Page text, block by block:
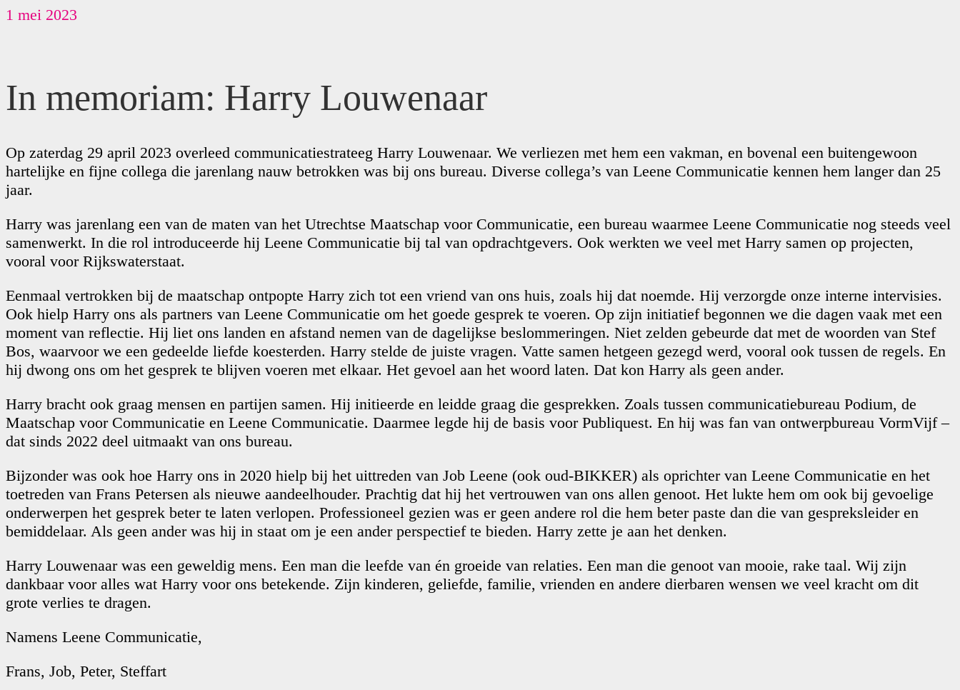
1 mei 2023
In memoriam: Harry Louwenaar
Op zaterdag 29 april 2023 overleed communicatiestrateeg Harry Louwenaar. We verliezen met hem een vakman, en bovenal een buitengewoon
hartelijke en fijne collega die jarenlang nauw betrokken was bij ons bureau. Diverse collega’s van Leene Communicatie kennen hem langer dan 25
jaar.
Harry was jarenlang een van de maten van het Utrechtse Maatschap voor Communicatie, een bureau waarmee Leene Communicatie nog steeds veel
samenwerkt. In die rol introduceerde hij Leene Communicatie bij tal van opdrachtgevers. Ook werkten we veel met Harry samen op projecten,
vooral voor Rijkswaterstaat.
Eenmaal vertrokken bij de maatschap ontpopte Harry zich tot een vriend van ons huis, zoals hij dat noemde. Hij verzorgde onze interne intervisies.
Ook hielp Harry ons als partners van Leene Communicatie om het goede gesprek te voeren. Op zijn initiatief begonnen we die dagen vaak met een
moment van reflectie. Hij liet ons landen en afstand nemen van de dagelijkse beslommeringen. Niet zelden gebeurde dat met de woorden van Stef
Bos, waarvoor we een gedeelde liefde koesterden. Harry stelde de juiste vragen. Vatte samen hetgeen gezegd werd, vooral ook tussen de regels. En
hij dwong ons om het gesprek te blijven voeren met elkaar. Het gevoel aan het woord laten. Dat kon Harry als geen ander.
Harry bracht ook graag mensen en partijen samen. Hij initieerde en leidde graag die gesprekken. Zoals tussen communicatiebureau Podium, de
Maatschap voor Communicatie en Leene Communicatie. Daarmee legde hij de basis voor Publiquest. En hij was fan van ontwerpbureau VormVijf –
dat sinds 2022 deel uitmaakt van ons bureau.
Bijzonder was ook hoe Harry ons in 2020 hielp bij het uittreden van Job Leene (ook oud-BIKKER) als oprichter van Leene Communicatie en het
toetreden van Frans Petersen als nieuwe aandeelhouder. Prachtig dat hij het vertrouwen van ons allen genoot. Het lukte hem om ook bij gevoelige
onderwerpen het gesprek beter te laten verlopen. Professioneel gezien was er geen andere rol die hem beter paste dan die van gespreksleider en
bemiddelaar. Als geen ander was hij in staat om je een ander perspectief te bieden. Harry zette je aan het denken.
Harry Louwenaar was een geweldig mens. Een man die leefde van én groeide van relaties. Een man die genoot van mooie, rake taal. Wij zijn
dankbaar voor alles wat Harry voor ons betekende. Zijn kinderen, geliefde, familie, vrienden en andere dierbaren wensen we veel kracht om dit
grote verlies te dragen.
Namens Leene Communicatie,
Frans, Job, Peter, Steffart